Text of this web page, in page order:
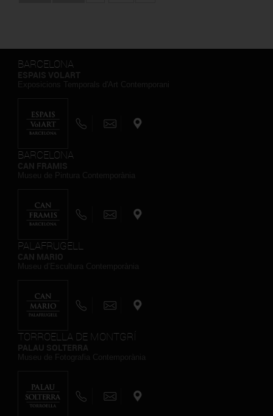
BARCELONA
BARCELONA
PALAFRUGELL
TORROELLA DE MONTGRÍ